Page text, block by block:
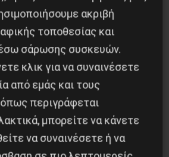
19 Ιουλίου 1936 στην
ακριβή
τοποθεσίας και
σάρωσης συσκευών.
κλικ για να συναινέσετε
από εμάς και τους
περιγράφεται
μπορείτε να κάνετε
να συναινέσετε ή να